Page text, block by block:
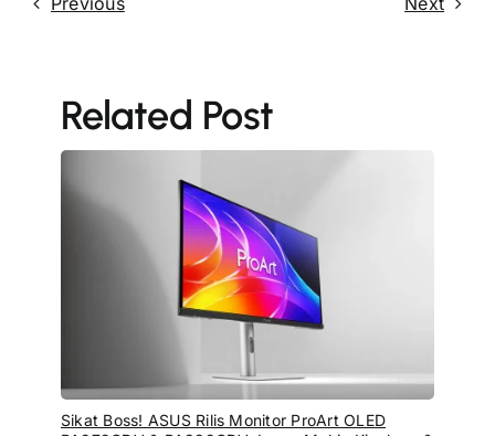
Related Post
Sikat Boss! ASUS Rilis Monitor ProArt OLED